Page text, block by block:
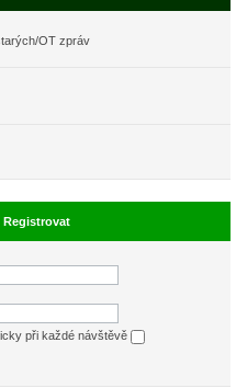
OT zpráv
Registrovat
při každé návštěvě